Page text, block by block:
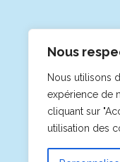
Nous
Nous utilisons
expérience de
cliquant sur
utilisation des